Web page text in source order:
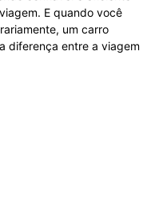
E quando você
um carro
diferença entre a viagem